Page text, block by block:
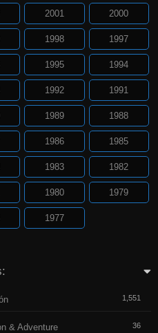
2001 2000
1998 1997
1995 1994
1992 1991
1989 1988
1986 1985
1983 1982
1980 1979
1977
1,551
& Adventure 36